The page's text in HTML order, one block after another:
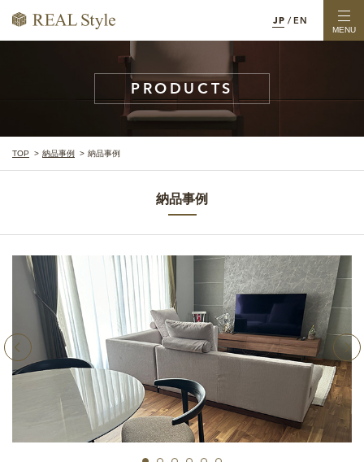
JP / EN
MENU
PRODUCTS
TOP 納品事例 納品事例
納品事例